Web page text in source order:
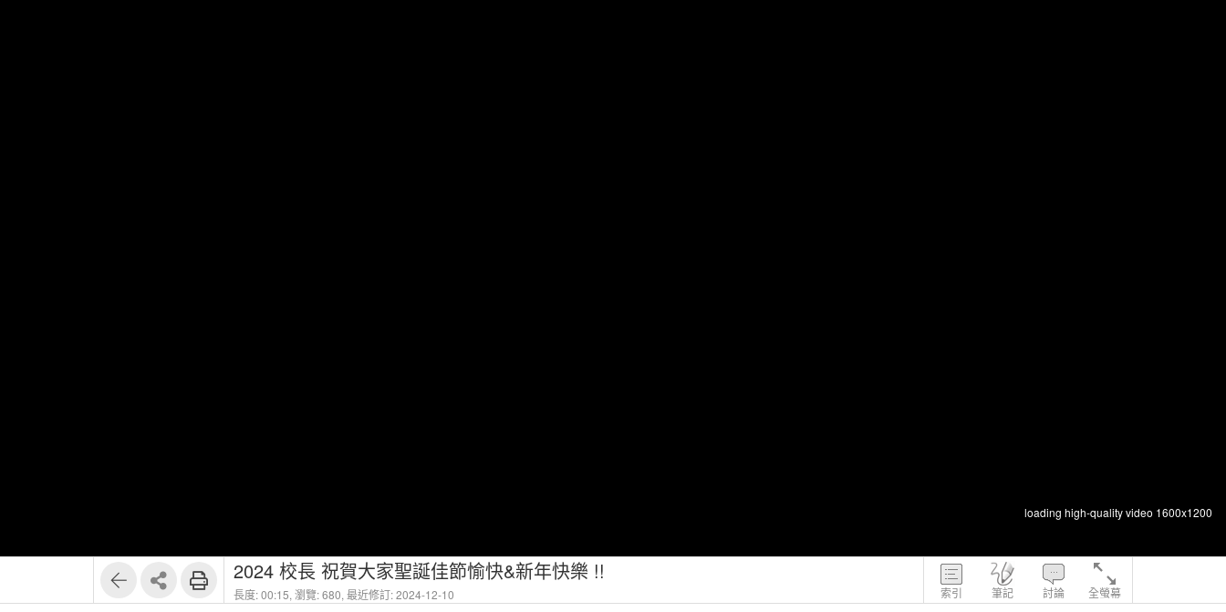
loading high-quality video 1600x1200
索引 筆記 討論 全螢幕
2024 校長 祝賀大家聖誕佳節愉快&新年快樂 !!
長度: 00:15, 瀏覽: 680, 最近修訂: 2024-12-10